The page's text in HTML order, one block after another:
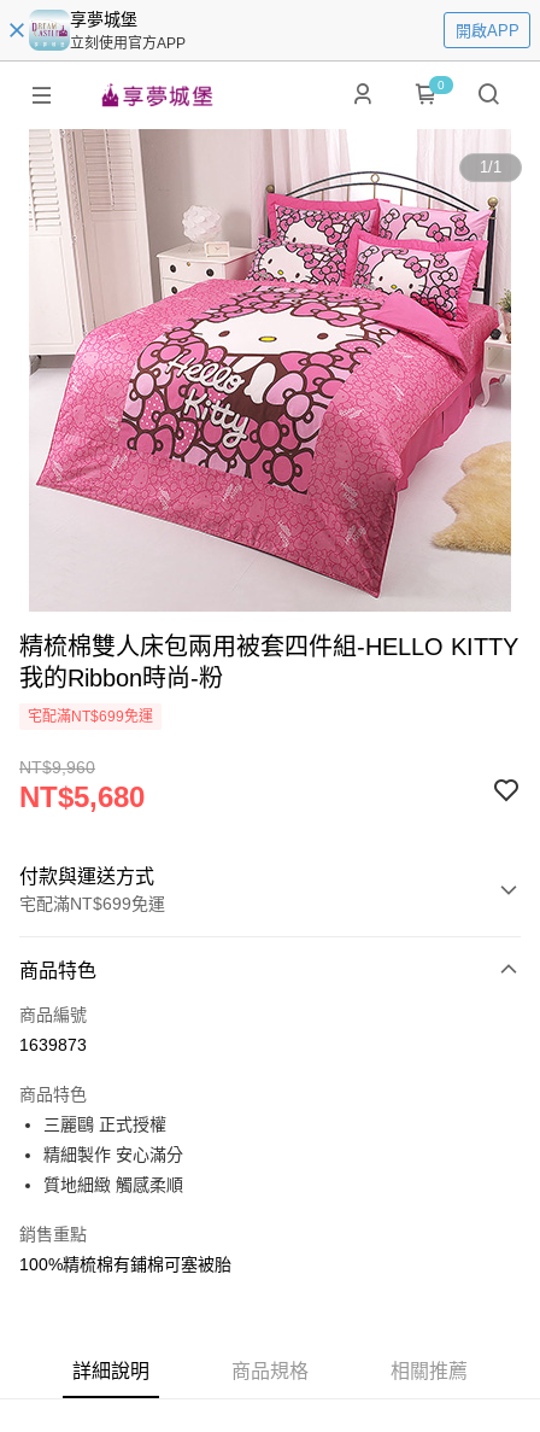
享夢城堡
立刻使用官方APP
開啟APP
0
1/1
精梳棉雙人床包兩用被套四件組-HELLO KITTY
我的Ribbon時尚-粉
宅配滿NT$699免運
NT$9,960
NT$5,680
付款與運送方式
宅配滿NT$699免運
信用卡一次付款
LINE Pay
街口支付
悠遊付
ATM付款
每筆NT$80，滿NT$699(含以上)免運費
商品特色
商品編號
1639873
商品特色
三麗鷗 正式授權
精細製作 安心滿分
質地細緻 觸感柔順
銷售重點
100%精梳棉有鋪棉可塞被胎
詳細說明 商品規格 相關推薦